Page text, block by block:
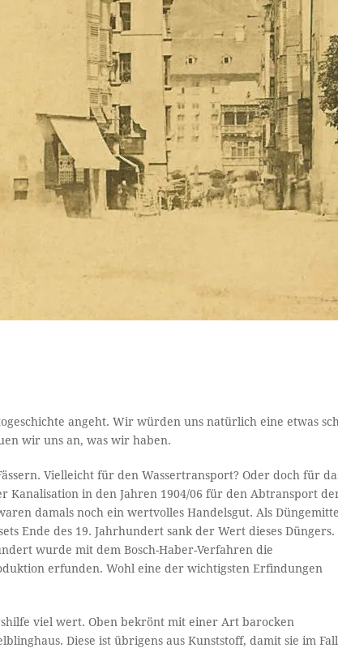
angeht. Wir würden uns natürlich eine etwas
wir uns an, was wir haben.
Vielleicht für den Wassertransport? Oder doch für
Kanalisation in den Jahren 1904/06 für den Abtransport
damals noch ein wertvolles Handelsgut. Als
Ende des 19. Jahrhundert sank der Wert dieses Düngers.
wurde mit dem Bosch-Haber-Verfahren die
erfunden. Wohl eine der wichtigsten Erfindungen
viel wert. Oben bekrönt mit einer Art barocken
Diese ist übrigens aus Kunststoff, damit sie im